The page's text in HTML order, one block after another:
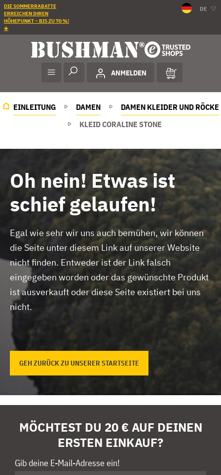
DIE SOMMERRABATTE
ERREICHEN IHREN
HÖHEPUNKT – BIS ZU 70 %!
☀️
DE
ANMELDEN
EINLEITUNG DAMEN
DAMEN KLEIDER UND RÖCKE
KLEID CORALINE STONE
Oh nein! Etwas ist
schief gelaufen!
Egal wie sehr wir uns auch bemühen, wir können
die Seite unter diesem Link auf unserer Website
nicht finden. Entweder ist der Link falsch
eingegeben worden oder das gewünschte Produkt
ist ausverkauft oder diese Seite existiert bei uns
nicht.
GEH ZURÜCK ZU UNSERER STARTSEITE
MÖCHTEST DU 20 € AUF DEINEN
ERSTEN EINKAUF?
Gib deine E-Mail-Adresse ein!